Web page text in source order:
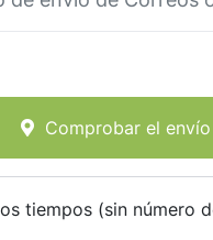
Comprobar el envío
tiempos (sin número